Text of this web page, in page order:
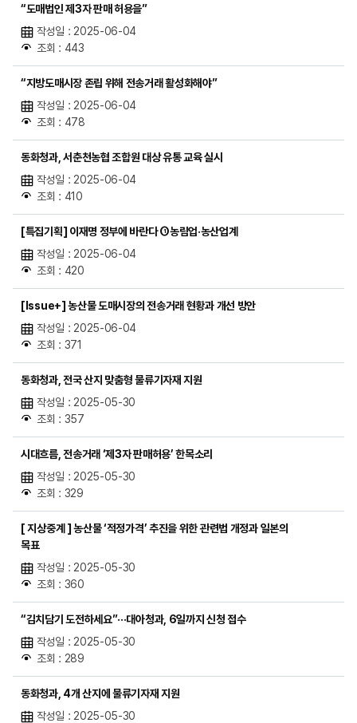
“도매법인 제3자 판매 허용을”
작성일 : 2025-06-04
조회 : 443
“지방도매시장 존립 위해 전송거래 활성화해야”
작성일 : 2025-06-04
조회 : 478
동화청과, 서춘천농협 조합원 대상 유통 교육 실시
작성일 : 2025-06-04
조회 : 410
[특집기획] 이재명 정부에 바란다 ①농림업·농산업계
작성일 : 2025-06-04
조회 : 420
[Issue+] 농산물 도매시장의 전송거래 현황과 개선 방안
작성일 : 2025-06-04
조회 : 371
동화청과, 전국 산지 맞춤형 물류기자재 지원
작성일 : 2025-05-30
조회 : 357
시대흐름, 전송거래 ‘제3자 판매허용’ 한목소리
작성일 : 2025-05-30
조회 : 329
[ 지상중계 ] 농산물 ‘적정가격’ 추진을 위한 관련법 개정과 일본의
목표
작성일 : 2025-05-30
조회 : 360
“김치담기 도전하세요”···대아청과, 6일까지 신청 접수
작성일 : 2025-05-30
조회 : 289
동화청과, 4개 산지에 물류기자재 지원
작성일 : 2025-05-30